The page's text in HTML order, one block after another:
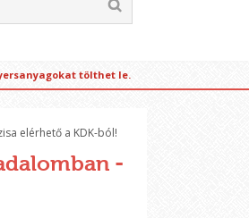
tölthet le.
elérhető a KDK-ból!
-